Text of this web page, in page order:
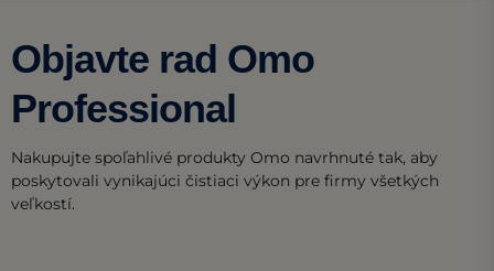
Objavte rad Omo
Professional
Nakupujte spoľahlivé produkty Omo navrhnuté tak, aby
poskytovali vynikajúci čistiaci výkon pre firmy všetkých
veľkostí.